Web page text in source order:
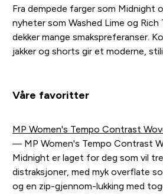
Fra dempede farger som Midnight
nyheter som Washed Lime og Rich
dekker mange smakspreferanser.
jakker og shorts gir et moderne,
Våre favoritter
MP Women's Tempo Contrast
— MP Women's Tempo Contrast
Midnight er laget for deg som vil
distraksjoner, med myk overflate
og en zip-gjennom-lukking med